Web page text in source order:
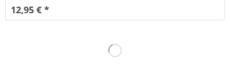
12,95 € *